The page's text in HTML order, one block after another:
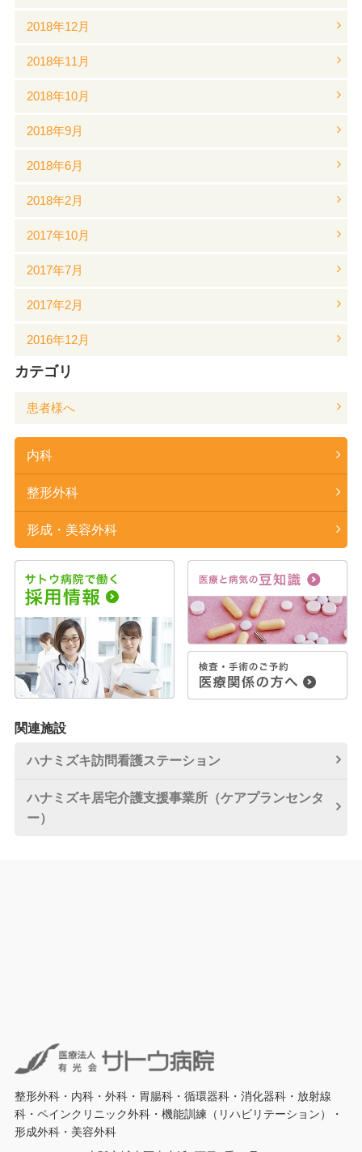
2018年12月
2018年11月
2018年10月
2018年9月
2018年6月
2018年2月
2017年10月
2017年7月
2017年2月
2016年12月
カテゴリ
患者様へ
内科
整形外科
形成・美容外科
関連施設
ハナミズキ訪問看護ステーション
ハナミズキ居宅介護支援事業所（ケアプランセンタ
ー）
整形外科・内科・外科・胃腸科・循環器科・消化器科・放射線
科・ペインクリニック外科・機能訓練（リハビリテーション）・
形成外科・美容外科